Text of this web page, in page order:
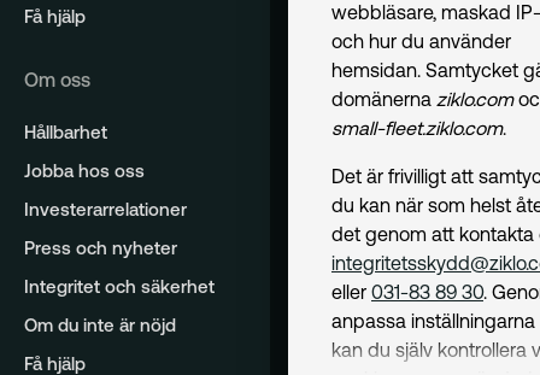
Få hjälp
Om oss
Hållbarhet
Jobba hos oss
Investerarrelationer
Press och nyheter
Integritet och säkerhet
Om du inte är nöjd
Få hjälp
webbläsare, maskad
och hur du använder
hemsidan. Samtycket
domänerna ziklo.com
small-fleet.ziklo.com.
Det är frivilligt att
du kan när som helst
det genom att kontakta
eller 031-83 89 30.
anpassa
kan du själv kontrollera